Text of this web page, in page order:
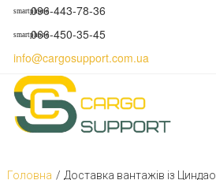
smartphone096-443-78-36
smartphone066-450-35-45
info@cargosupport.com.ua
Головна / Доставка вантажів із Циндао